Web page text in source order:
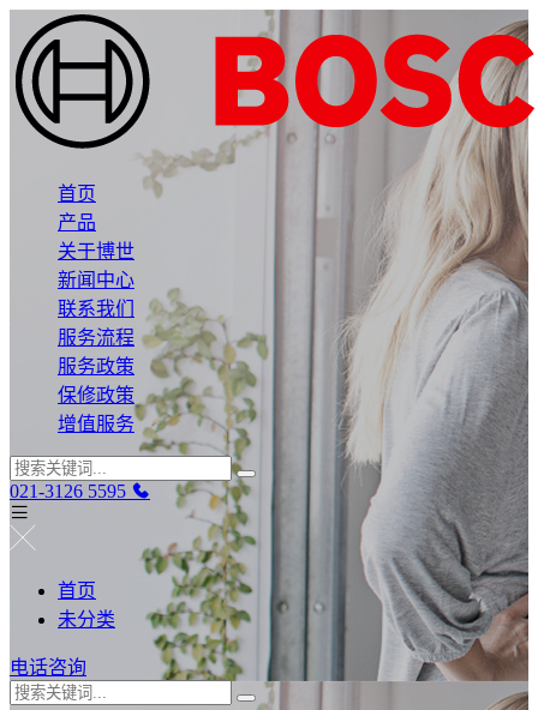
首页
产品
关于博世
新闻中心
联系我们
服务流程
服务政策
保修政策
增值服务
021-3126 5595
首页
未分类
电话咨询